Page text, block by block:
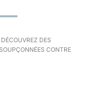
DES
CONTRE